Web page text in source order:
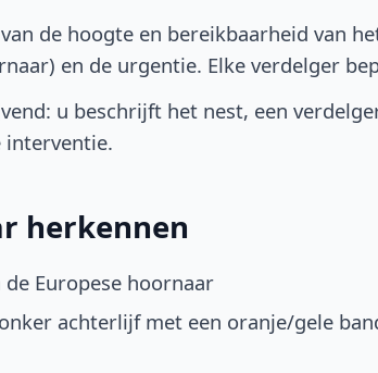
de hoogte en bereikbaarheid van
en de urgentie. Elke verdelger
u beschrijft het nest, een
interventie.
herkennen
Europese hoornaar
achterlijf met een oranje/gele